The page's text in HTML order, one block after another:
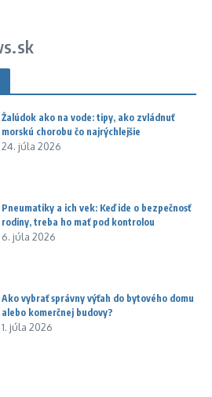
Žalúdok ako na vode: tipy, ako zvládnuť
morskú chorobu čo najrýchlejšie
24. júla 2026
Pneumatiky a ich vek: Keď ide o bezpečnosť
rodiny, treba ho mať pod kontrolou
6. júla 2026
Ako vybrať správny výťah do bytového domu
alebo komerčnej budovy?
1. júla 2026